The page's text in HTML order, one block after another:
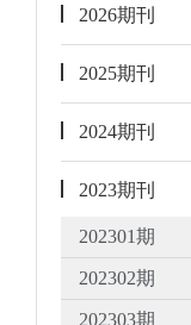
2026期刊
2025期刊
2024期刊
2023期刊
202301期
202302期
202303期